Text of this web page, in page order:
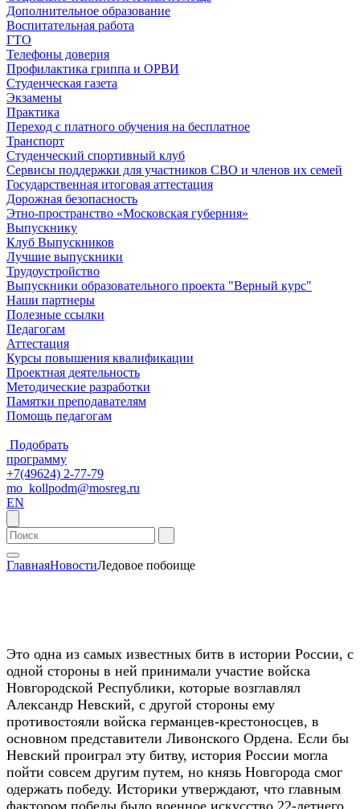
Дополнительное образование
Воспитательная работа
ГТО
Телефоны доверия
Профилактика гриппа и ОРВИ
Cтуденческая газета
Экзамены
Практика
Переход с платного обучения на бесплатное
Транспорт
Студенческий спортивный клуб
Сервисы поддержки для участников СВО и членов их семей
Государственная итоговая аттестация
Дорожная безопасность
Этно-пространство «Московская губерния»
Выпускнику
Клуб Выпускников
Лучшие выпускники
Трудоустройство
Выпускники образовательного проекта "Верный курс"
Наши партнеры
Полезные ссылки
Педагогам
Аттестация
Курсы повышения квалификации
Проектная деятельность
Методические разработки
Памятки преподавателям
Помощь педагогам
Подобрать
программу
+7(49624) 2-77-79
mo_kollpodm@mosreg.ru
EN
ГлавнаяНовостиЛедовое побоище
Это одна из самых известных битв в истории России, с
одной стороны в ней принимали участие войска
Новгородской Республики, которые возглавлял
Александр Невский, с другой стороны ему
противостояли войска германцев-крестоносцев, в
основном представители Ливонского Ордена. Если бы
Невский проиграл эту битву, история России могла
пойти совсем другим путем, но князь Новгорода смог
одержать победу. Историки утверждают, что главным
фактором победы было военное искусство 22-летнего